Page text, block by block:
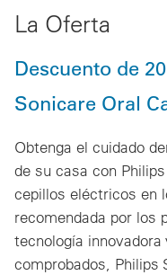
La Oferta
Descuento de
Sonicare Oral
Obtenga el cuidado
de su casa con
cepillos eléctricos en
recomendada por los
tecnología
comprobados, Philips